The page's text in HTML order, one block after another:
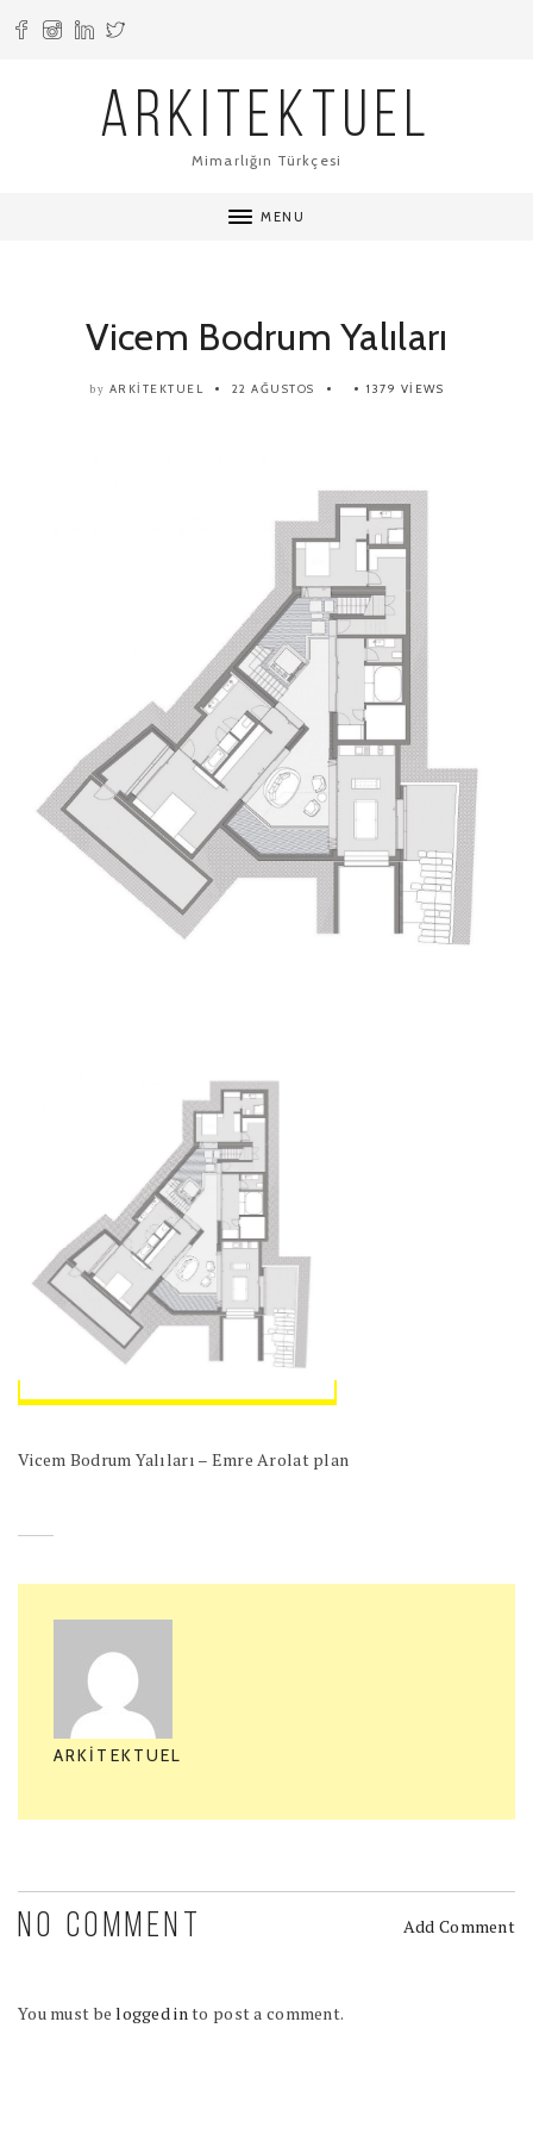
ARKITEKTUEL
Mimarlığın Türkçesi
MENU
Vicem Bodrum Yalıları
by ARKITEKTUEL 22 AĞUSTOS 1379 VIEWS
Vicem Bodrum Yalıları – Emre Arolat plan
ARKITEKTUEL
NO COMMENT Add Comment
You must belogged into post a comment.